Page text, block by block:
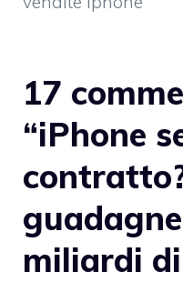
17
“iPhone
miliardi